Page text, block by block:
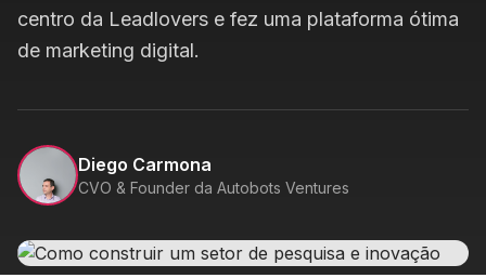
centro da Leadlovers e fez uma plataforma ótima
de marketing digital.
Diego Carmona
CVO & Founder da Autobots Ventures